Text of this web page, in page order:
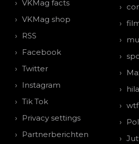
VKMag facts
VKMag shop
RSS
Facebook
Twitter
Instagram
Tik Tok
Privacy settings
Partnerberichten
wtf